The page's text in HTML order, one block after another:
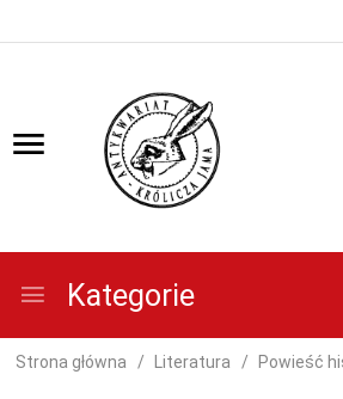
Kategorie
Strona główna Literatura Powieść